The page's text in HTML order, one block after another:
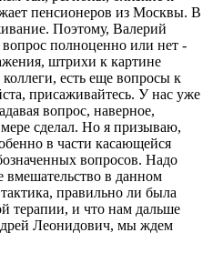
пенсионеров из Москвы. В
Поэтому, Валерий
полноценно или нет -
штрихи к картине
есть еще вопросы к
присаживайтесь. У нас уже
вопрос, наверное,
сделал. Но я призываю,
в части касающейся
вопросов. Надо
вмешательство в данном
правильно ли была
терапии, и что нам дальше
Леонидович, мы ждем